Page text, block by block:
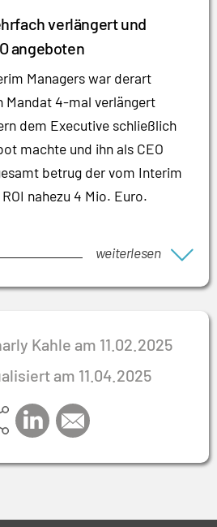
verlängert und
angeboten
Managers war derart
Mandat 4-mal verlängert
dem Executive schließlich
machte und ihn als CEO
betrug der vom Interim
nahezu 4 Mio. Euro.
weiterlesen
Kahle am 11.02.2025
am 11.04.2025